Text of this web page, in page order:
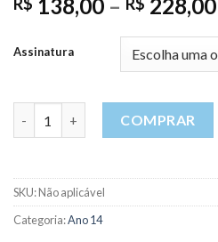
138,00 – 228,00
Assinatura
COMPRAR
SKU:Não aplicável
Categoria:Ano 14